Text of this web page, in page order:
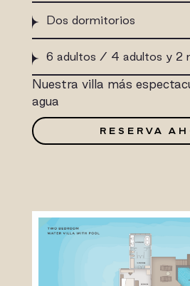
Dos dormitorios
6 adultos / 4 adultos y 2
Nuestra villa más
agua
RESERVA